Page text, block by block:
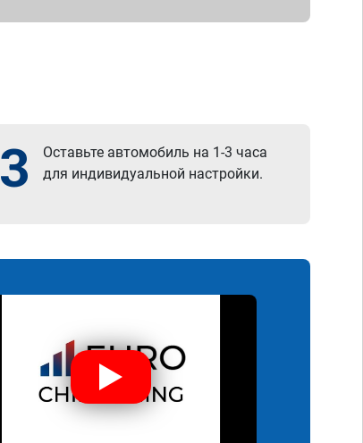
3
Оставьте автомобиль на 1-3 часа
для индивидуальной настройки.